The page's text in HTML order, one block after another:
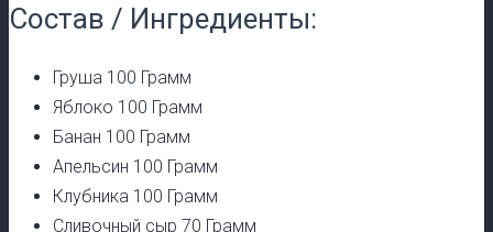
Состав / Ингредиенты:
Груша 100 Грамм
Яблоко 100 Грамм
Банан 100 Грамм
Апельсин 100 Грамм
Клубника 100 Грамм
Сливочный сыр 70 Грамм